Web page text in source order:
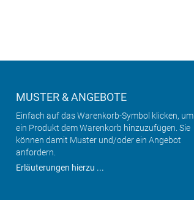
MUSTER & ANGEBOTE
Einfach auf das Warenkorb-Symbol klicken, um
ein Produkt dem Warenkorb hinzuzufügen. Sie
können damit Muster und/oder ein Angebot
anfordern.
Erläuterungen hierzu ...